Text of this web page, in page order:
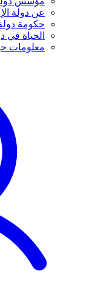
عن دولة
حكومة دولة
الحياة في
معلومات